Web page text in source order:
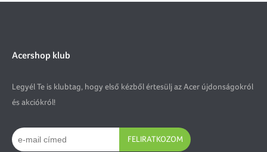
Legyél Te is klubtag, hogy első kézből értesülj az Acer újdonságokról